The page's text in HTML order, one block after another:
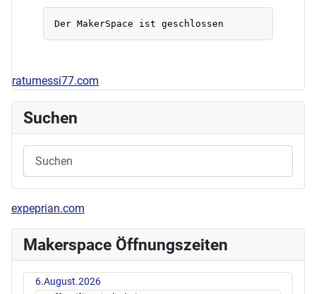
ratumessi77.com
Suchen
expeprian.com
Makerspace Öffnungszeiten
6.August.2026